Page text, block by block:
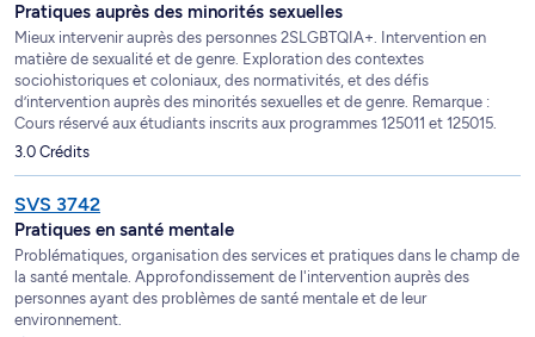
Pratiques auprès des minorités sexuelles
Mieux intervenir auprès des personnes 2SLGBTQIA+. Intervention en
matière de sexualité et de genre. Exploration des contextes
sociohistoriques et coloniaux, des normativités, et des défis
d’intervention auprès des minorités sexuelles et de genre. Remarque :
Cours réservé aux étudiants inscrits aux programmes 125011 et 125015.
3.0 Crédits
SVS 3742
Pratiques en santé mentale
Problématiques, organisation des services et pratiques dans le champ de
la santé mentale. Approfondissement de l'intervention auprès des
personnes ayant des problèmes de santé mentale et de leur
environnement.